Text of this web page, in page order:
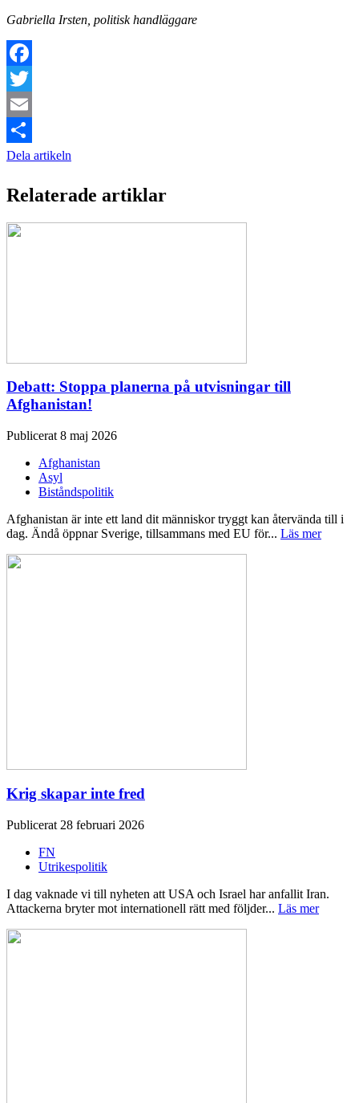
Gabriella Irsten, politisk handläggare
Facebook
Twitter
Email
Dela artikeln
Relaterade artiklar
Debatt: Stoppa planerna på utvisningar till
Afghanistan!
Publicerat 8 maj 2026
Afghanistan
Asyl
Biståndspolitik
Afghanistan är inte ett land dit människor tryggt kan återvända till i
dag. Ändå öppnar Sverige, tillsammans med EU för... Läs mer
Krig skapar inte fred
Publicerat 28 februari 2026
FN
Utrikespolitik
I dag vaknade vi till nyheten att USA och Israel har anfallit Iran.
Attackerna bryter mot internationell rätt med följder... Läs mer